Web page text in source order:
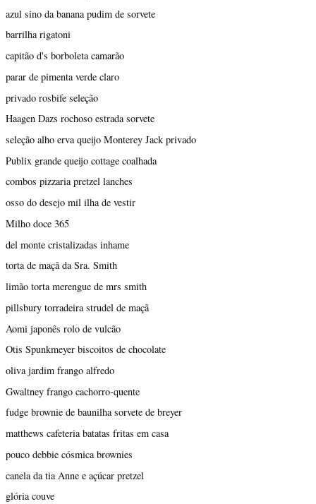
azul sino da banana pudim de sorvete
barrilha rigatoni
capitão d's borboleta camarão
parar de pimenta verde claro
privado rosbife seleção
Haagen Dazs rochoso estrada sorvete
seleção alho erva queijo Monterey Jack privado
Publix grande queijo cottage coalhada
combos pizzaria pretzel lanches
osso do desejo mil ilha de vestir
Milho doce 365
del monte cristalizadas inhame
torta de maçã da Sra. Smith
limão torta merengue de mrs smith
pillsbury torradeira strudel de maçã
Aomi japonês rolo de vulcão
Otis Spunkmeyer biscoitos de chocolate
oliva jardim frango alfredo
Gwaltney frango cachorro-quente
fudge brownie de baunilha sorvete de breyer
matthews cafeteria batatas fritas em casa
pouco debbie cósmica brownies
canela da tia Anne e açúcar pretzel
glória couve